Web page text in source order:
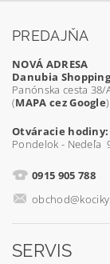
PREDAJŇA
NOVÁ ADRESA
Danubia
Panónska cesta 38/
(MAPA cez Google)
Otváracie hodiny:
Pondelok - Nedeľa
0915 905 788
SERVIS